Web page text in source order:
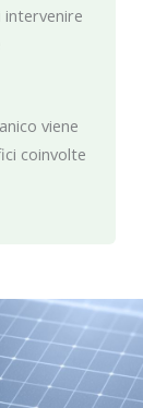
intervenire
viene
coinvolte